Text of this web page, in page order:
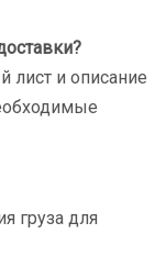
лист и описание
груза для